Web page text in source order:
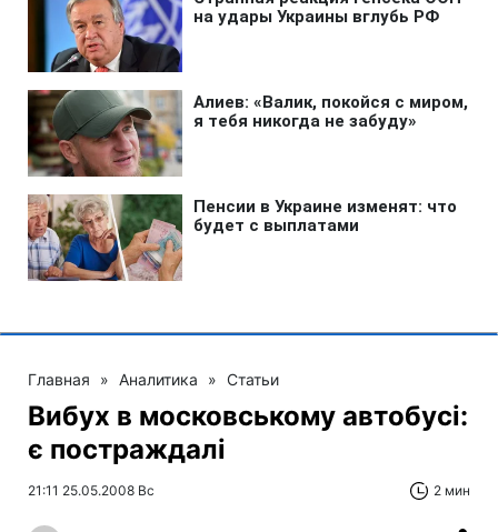
Главная » Аналитика » Статьи
Вибух в московському автобусі:
є постраждалі
21:11 25.05.2008 Вс 2 мин